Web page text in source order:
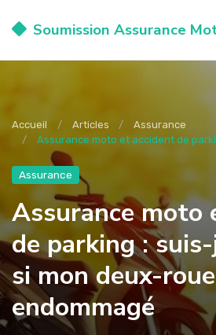
Soumission Assurance
Accueil Articles
Assurance
Assurance moto et accident de
Assurance
Assurance moto
de parking :
si mon deux-
endommagé